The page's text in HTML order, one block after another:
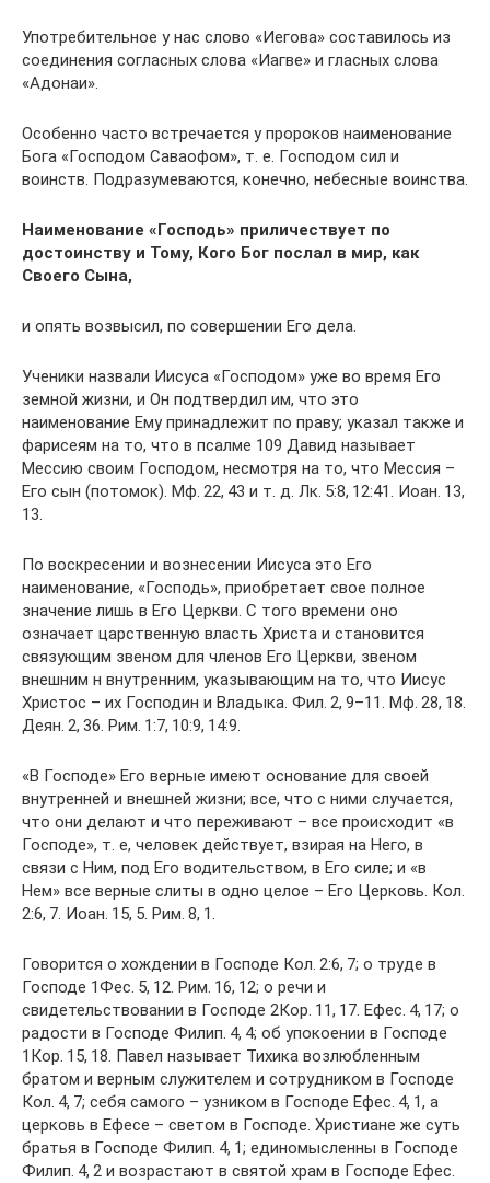
Употребительное у нас слово «Иегова» составилось из
соединения согласных слова «Иагве» и гласных слова
«Адонаи».
Особенно часто встречается у пророков наименование
Бога «Господом Саваофом», т. е. Господом сил и
воинств. Подразумеваются, конечно, небесные воинства.
Наименование «Господь» приличествует по
достоинству и Тому, Кого Бог послал в мир, как
Своего Сына,
и опять возвысил, по совершении Его дела.
Ученики назвали Иисуса «Господом» уже во время Его
земной жизни, и Он подтвердил им, что это
наименование Ему принадлежит по праву; указал также и
фарисеям на то, что в псалме 109 Давид называет
Мессию своим Господом, несмотря на то, что Мессия –
Его сын (потомок). Мф. 22, 43 и т. д. Лк. 5:8, 12:41. Иоан. 13,
13.
По воскресении и вознесении Иисуса это Его
наименование, «Господь», приобретает свое полное
значение лишь в Его Церкви. С того времени оно
означает царственную власть Христа и становится
связующим звеном для членов Его Церкви, звеном
внешним н внутренним, указывающим на то, что Иисус
Христос – их Господин и Владыка. Фил. 2, 9–11. Мф. 28, 18.
Деян. 2, 36. Рим. 1:7, 10:9, 14:9.
«В Господе» Его верные имеют основание для своей
внутренней и внешней жизни; все, что с ними случается,
что они делают и что переживают – все происходит «в
Господе», т. е, человек действует, взирая на Него, в
связи с Ним, под Его водительством, в Его силе; и «в
Нем» все верные слиты в одно целое – Его Церковь. Кол.
2:6, 7. Иоан. 15, 5. Рим. 8, 1.
Говорится о хождении в Господе Кол. 2:6, 7; о труде в
Господе 1Фес. 5, 12. Рим. 16, 12; о речи и
свидетельствовании в Господе 2Кор. 11, 17. Ефес. 4, 17; о
радости в Господе Филип. 4, 4; об упокоении в Господе
1Кор. 15, 18. Павел называет Тихика возлюбленным
братом и верным служителем и сотрудником в Господе
Кол. 4, 7; себя самого – узником в Господе Ефес. 4, 1, а
церковь в Ефесе – светом в Господе. Христиане же суть
братья в Господе Филип. 4, 1; единомысленны в Господе
Филип. 4, 2 и возрастают в святой храм в Господе Ефес.